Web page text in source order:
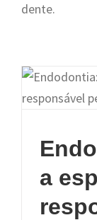
dente.
a